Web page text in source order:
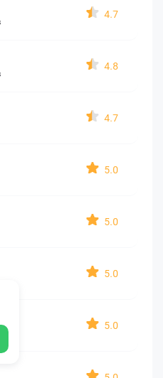
4.7
4.8
4.7
5.0
5.0
5.0
5.0